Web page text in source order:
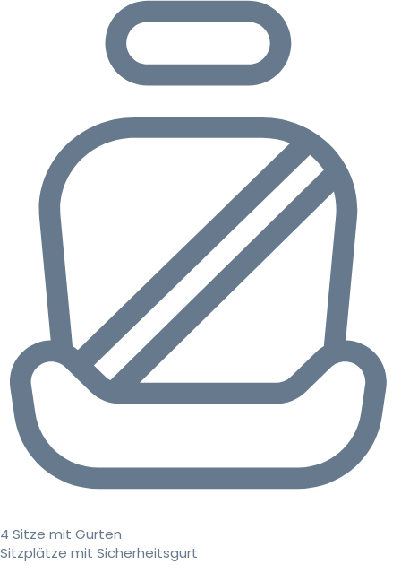
4 Sitze mit Gurten
Sitzplätze mit Sicherheitsgurt